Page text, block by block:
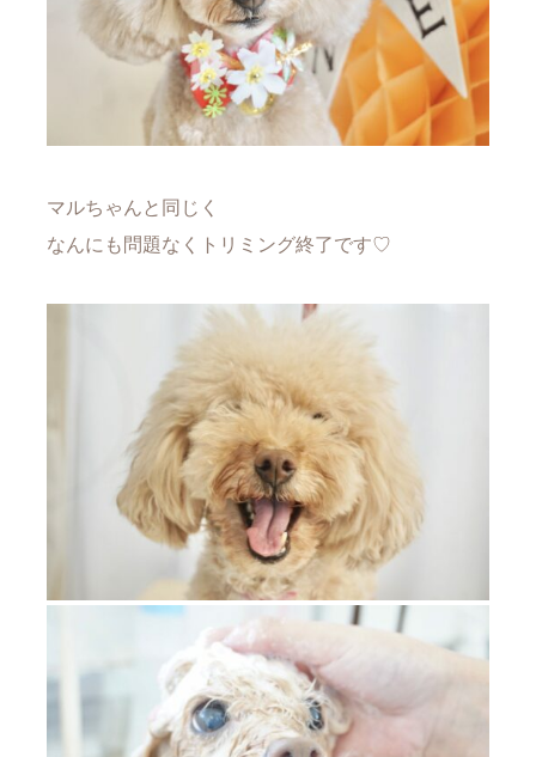
マルちゃんと同じく
なんにも問題なくトリミング終了です♡